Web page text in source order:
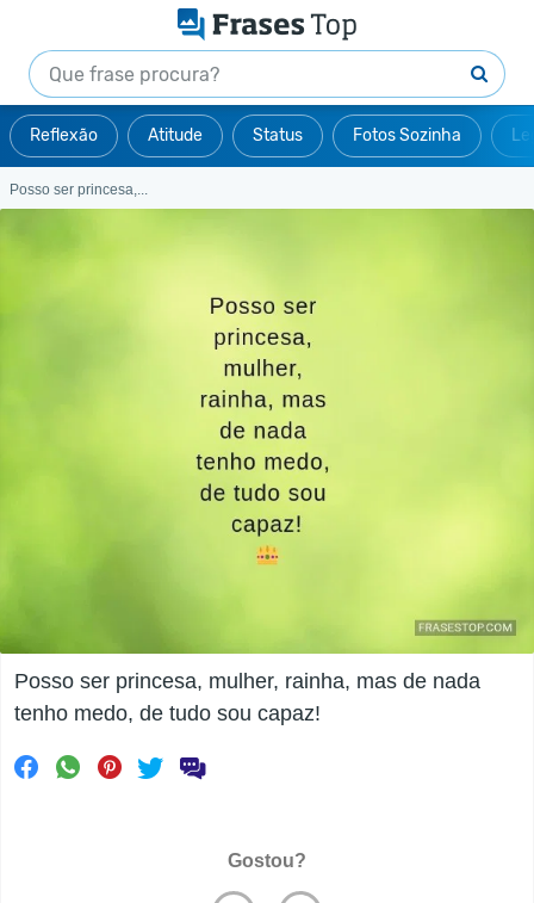
Reflexão Atitude Status Fotos Sozinha
Posso ser princesa,...
Posso ser princesa, mulher, rainha, mas de nada
tenho medo, de tudo sou capaz!
Gostou?